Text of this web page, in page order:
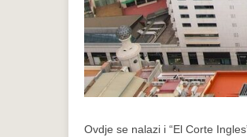
Ovdje se nalazi i “El Corte